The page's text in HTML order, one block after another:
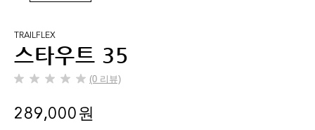
TRAILFLEX
스타우트 35
(0 리뷰)
별
개
289,000 원